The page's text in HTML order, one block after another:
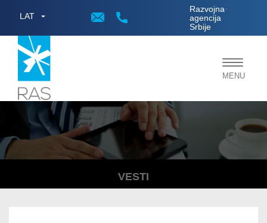
LAT
Razvojna
agencija
Srbije
;
Toggle
MENU
VESTI